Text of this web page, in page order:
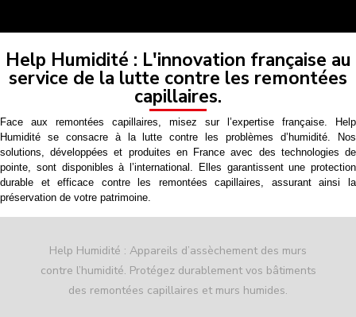
Help Humidité : L'innovation française au
service de la lutte contre les remontées
capillaires.
Face aux remontées capillaires, misez sur l’expertise française. Help
Humidité se consacre à la lutte contre les problèmes d’humidité. Nos
solutions, développées et produites en France avec des technologies de
pointe, sont disponibles à l’international. Elles garantissent une protection
durable et efficace contre les remontées capillaires, assurant ainsi la
préservation de votre patrimoine.
Help Humidité : Appareils d’assèchement des murs
contre l’humidité. Protégez durablement vos bâtiments
des remontées capillaires et murs humides.